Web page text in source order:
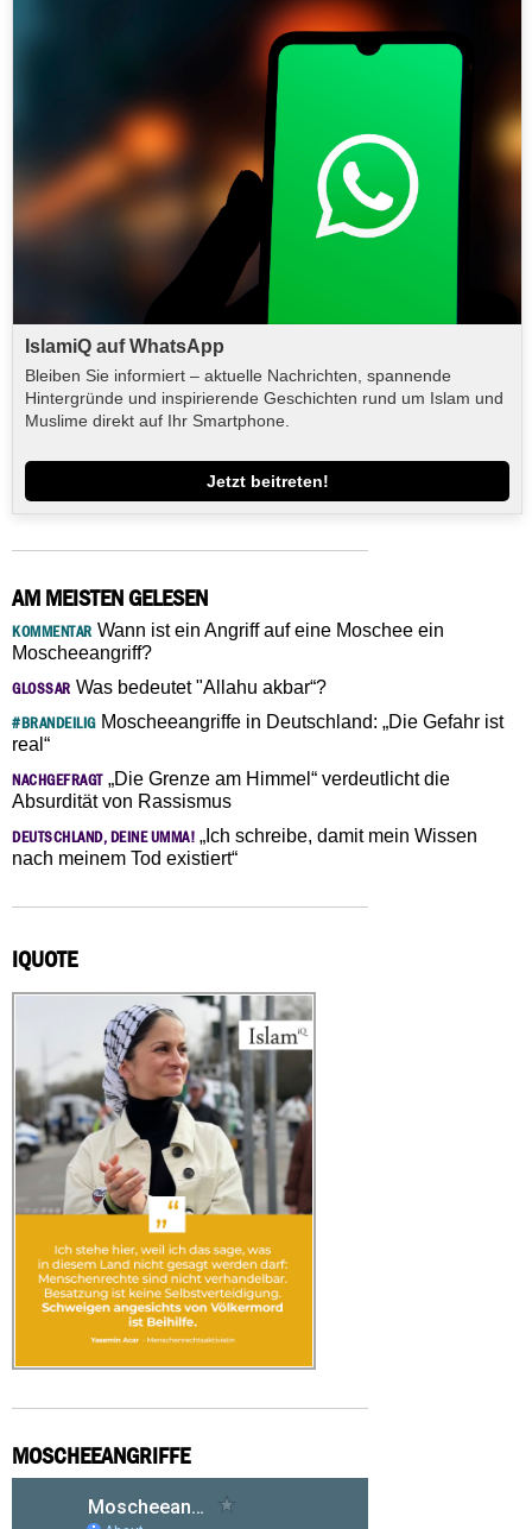
IslamiQ auf WhatsApp
Bleiben Sie informiert – aktuelle Nachrichten, spannende
Hintergründe und inspirierende Geschichten rund um Islam und
Muslime direkt auf Ihr Smartphone.
Jetzt beitreten!
AM MEISTEN GELESEN
KOMMENTAR Wann ist ein Angriff auf eine Moschee ein
Moscheeangriff?
GLOSSAR Was bedeutet "Allahu akbar“?
#BRANDEILIGMoscheeangriffe in Deutschland: „Die Gefahr ist
real“
NACHGEFRAGT„Die Grenze am Himmel“ verdeutlicht die
Absurdität von Rassismus
DEUTSCHLAND, DEINE UMMA! „Ich schreibe, damit mein Wissen
nach meinem Tod existiert“
IQUOTE
MOSCHEEANGRIFFE